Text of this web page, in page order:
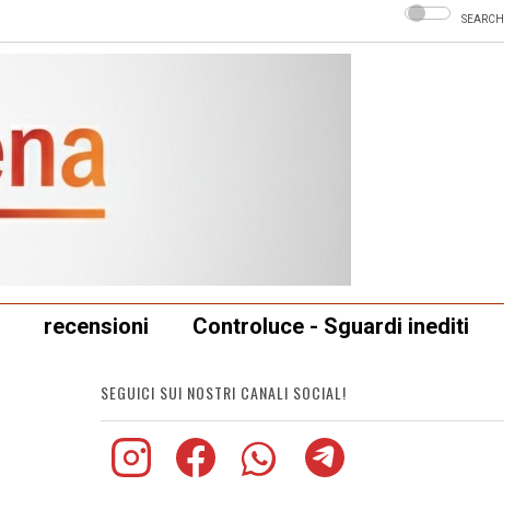
SEARCH
recensioni Controluce - Sguardi inediti
SEGUICI SUI NOSTRI CANALI SOCIAL!